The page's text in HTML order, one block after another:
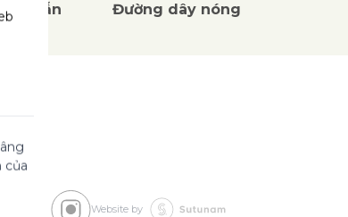
hấp dẫn Đường dây nóng
Website by
của